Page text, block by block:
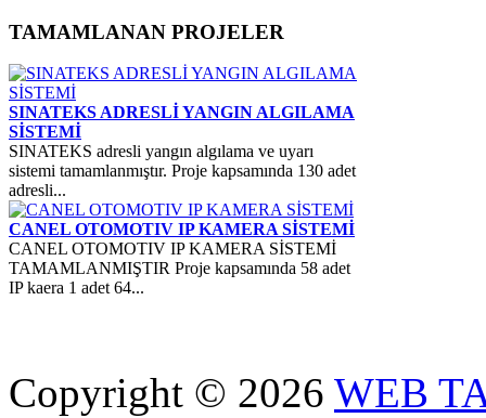
TAMAMLANAN PROJELER
SINATEKS ADRESLİ YANGIN ALGILAMA
SİSTEMİ
SINATEKS adresli yangın algılama ve uyarı
sistemi tamamlanmıştır. Proje kapsamında 130 adet
adresli...
CANEL OTOMOTIV IP KAMERA SİSTEMİ
CANEL OTOMOTIV IP KAMERA SİSTEMİ
TAMAMLANMIŞTIR Proje kapsamında 58 adet
IP kaera 1 adet 64...
Copyright © 2026 WEB